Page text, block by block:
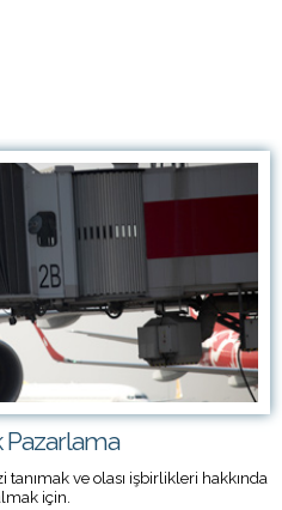
Pazarlama
tanımak ve olası işbirlikleri hakkında
için.